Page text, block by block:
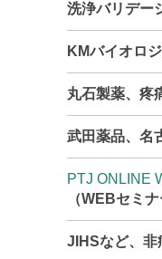
洗浄バリデー
KMバイオロ
丸石製薬、疼
武田薬品、名
PTJ ONLINE
（WEBセミ
JIHSなど、